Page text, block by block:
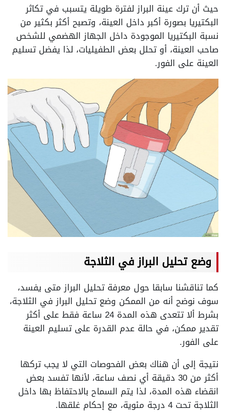
حيث أن ترك عينة البراز لفترة طويلة يتسبب في تكاثر
البكتيريا بصورة أكبر داخل العينة، وتصبح أكثر بكثير من
نسبة البكتيريا الموجودة داخل الجهاز الهضمي للشخص
صاحب العينة، أو تحلل بعض الطفيليات، لذا يفضل تسليم
العينة على الفور.
وضع تحليل البراز في الثلاجة
كما تناقشنا سابقا حول معرفة تحليل البراز متى يفسد،
سوف نوضح أنه من الممكن وضع تحليل البراز في الثلاجة،
بشرط ألا تتعدى هذه المدة 24 ساعة فقط على أكثر
تقدير ممكن، في حالة عدم القدرة على تسليم العينة
على الفور.
نتيجة إلى أن هناك بعض الفحوصات التي لا يجب تركها
أكثر من 30 دقيقة أي نصف ساعة، لأنها تفسد بعض
انقضاء هذه المدة، لذا يتم السماح بالاحتفاظ بها داخل
الثلاجة تحت 4 درجة مئوية، مع إحكام غلقها.